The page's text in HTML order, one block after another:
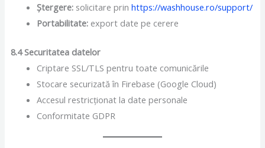
Ștergere:solicitare prin https://washhouse.ro/support/
Portabilitate:export date pe cerere
8.4 Securitatea datelor
Criptare SSL/TLS pentru toate comunicările
Stocare securizată în Firebase (Google Cloud)
Accesul restricționat la date personale
Conformitate GDPR